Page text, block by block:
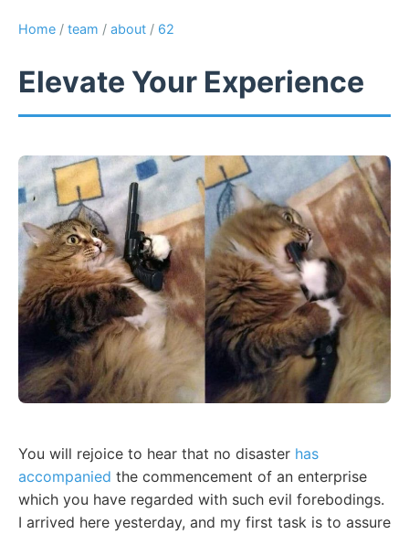
Home / team / about / 62
Elevate Your Experience
You will rejoice to hear that no disaster has
accompanied the commencement of an enterprise
which you have regarded with such evil forebodings.
I arrived here yesterday, and my first task is to assure